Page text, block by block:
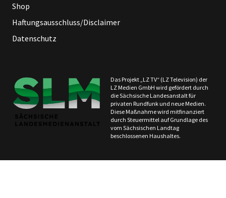
Shop
Haftungsausschluss/Disclaimer
Datenschutz
Das Projekt „LZ TV“ (LZ Television) der
LZ Medien GmbH wird gefördert durch
die Sächsische Landesanstalt für
privaten Rundfunk und neue Medien.
Diese Maßnahme wird mitfinanziert
durch Steuermittel auf Grundlage des
vom Sächsischen Landtag
beschlossenen Haushaltes.